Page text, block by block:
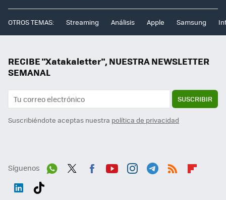
OTROS TEMAS: Streaming Análisis Apple Samsung
RECIBE "Xatakaletter", NUESTRA NEWSLETTER
SEMANAL
SUSCRIBIR
Suscribiéndote aceptas nuestra política de privacidad
Síguenos